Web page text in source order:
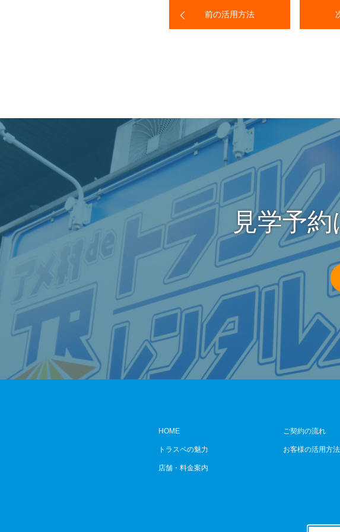
前の活用方法
見学予
HOME
トラスペの魅力
店舗・料金案内
ご契約の流れ
お客様の活用方法